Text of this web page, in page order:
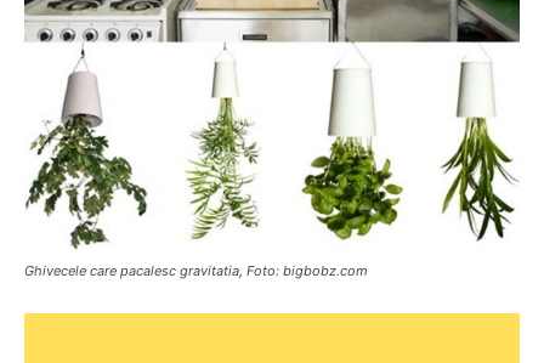
Ghivecele care pacalesc gravitatia, Foto: bigbobz.com